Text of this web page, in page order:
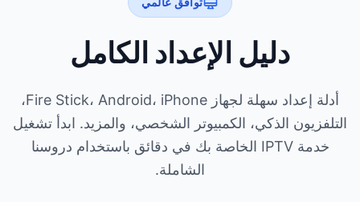
دليل الإعداد الكامل
أدلة إعداد سهلة لجهاز Fire Stick، Android، iPhone،
التلفزيون الذكي، الكمبيوتر الشخصي، والمزيد. ابدأ تشغيل
خدمة IPTV الخاصة بك في دقائق باستخدام دروسنا
الشاملة.